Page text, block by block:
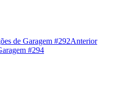
de Garagem #292Anterior
#294